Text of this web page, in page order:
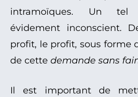
intramoïques. Un tel
évidement inconscient.
profit, le profit, sous forme
de cette demande sans
Il est important de